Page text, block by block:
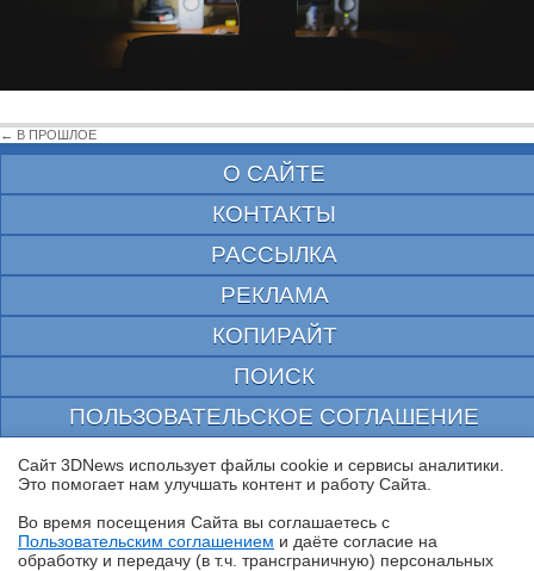
← В ПРОШЛОЕ
О САЙТЕ
КОНТАКТЫ
РАССЫЛКА
РЕКЛАМА
КОПИРАЙТ
ПОИСК
ПОЛЬЗОВАТЕЛЬСКОЕ СОГЛАШЕНИЕ
ЗАЩИЩЕНО CURATOR
© 1997—2026 Электронное периодическое издание "3ДНьюс" | Свидетельство о
выдано Федеральной Службой по надзору за соблюдением законодательства в сфере
массовых коммуникаций и охране культурного наследия
При цитировании документа ссылка на сайт с указанием автора обязательна. Полное
Сайт 3DNews использует файлы cookie и сервисы аналитики.
Это помогает нам улучшать контент и работу Cайта.
Во время посещения Cайта вы соглашаетесь с
Пользовательским соглашением и даёте согласие на
обработку и передачу (в т.ч. трансграничную) персональных